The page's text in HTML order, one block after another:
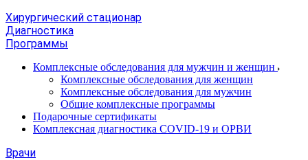
Хирургический стационар
Диагностика
Программы
Комплексные обследования для мужчин и женщин
Комплексные обследования для женщин
Комплексные обследования для мужчин
Общие комплексные программы
Подарочные сертификаты
Комплексная диагностика COVID-19 и ОРВИ
Врачи